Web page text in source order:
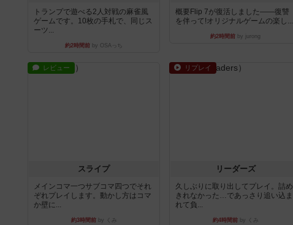
トランプで遊べる2人対戦の麻雀風
ゲームです。10枚の手札で、同じス
ーツ...
約2時間前 by OSAっち
概要Flip 7が復活しました――復讐
を伴って!オリジナルゲームの楽し...
約2時間前 by jurong
レビュー
スライプ
メインコマ一つサブコマ四つでそれ
ぞれプレイします。動かし方はコマ
か壁に...
約3時間前by くみ
リプレイ
リーダーズ
久しぶりに取り出してプレイ。詰め
きれなかった…であっさり追い込ま
れて負...
約4時間前by くみ